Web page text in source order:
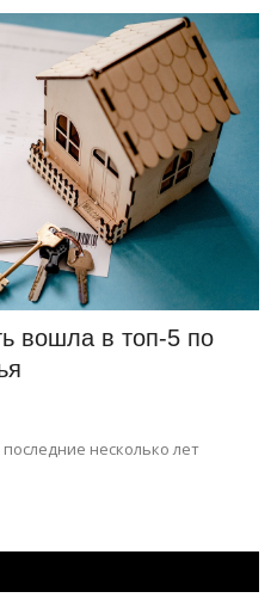
вошла в топ-5 по
несколько лет